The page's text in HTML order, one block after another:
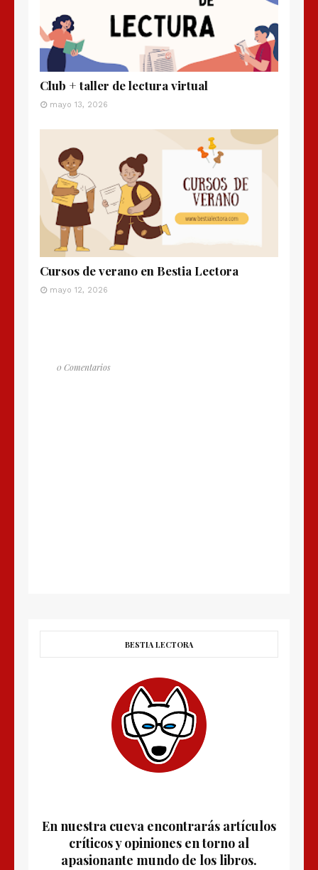
Club + taller de lectura virtual
mayo 13, 2026
Cursos de verano en Bestia Lectora
mayo 12, 2026
0 Comentarios
BESTIA LECTORA
En nuestra cueva encontrarás artículos
críticos y opiniones en torno al
apasionante mundo de los libros.